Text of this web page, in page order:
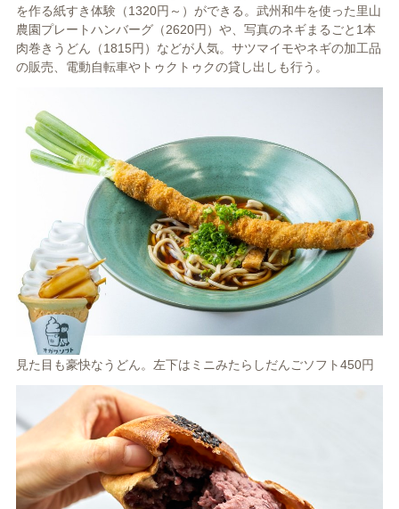
を作る紙すき体験（1320円～）ができる。武州和牛を使った里山
農園プレートハンバーグ（2620円）や、写真のネギまるごと1本
肉巻きうどん（1815円）などが人気。サツマイモやネギの加工品
の販売、電動自転車やトゥクトゥクの貸し出しも行う。
見た目も豪快なうどん。左下はミニみたらしだんごソフト450円